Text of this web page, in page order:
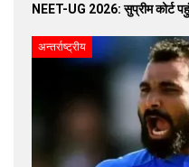
NEET-UG 2026: सुप्रीम कोर्ट
अन्तर्राष्ट्रीय